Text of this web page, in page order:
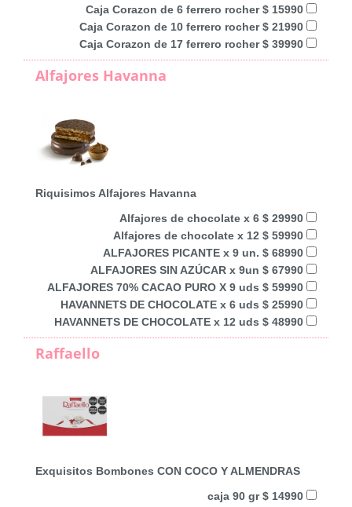
Caja Corazon de 6 ferrero rocher $ 15990
Caja Corazon de 10 ferrero rocher $ 21990
Caja Corazon de 17 ferrero rocher $ 39990
Alfajores Havanna
Riquisimos Alfajores Havanna
Alfajores de chocolate x 6 $ 29990
Alfajores de chocolate x 12 $ 59990
ALFAJORES PICANTE x 9 un. $ 68990
ALFAJORES SIN AZÚCAR x 9un $ 67990
ALFAJORES 70% CACAO PURO X 9 uds $ 59990
HAVANNETS DE CHOCOLATE x 6 uds $ 25990
HAVANNETS DE CHOCOLATE x 12 uds $ 48990
Raffaello
Exquisitos Bombones CON COCO Y ALMENDRAS
caja 90 gr $ 14990